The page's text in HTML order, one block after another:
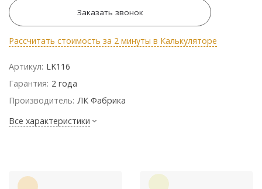
Заказать звонок
Рассчитать стоимость за 2 минуты в Калькуляторе
Артикул: LK116
Гарантия: 2 года
Производитель: ЛК Фабрика
Все характеристики